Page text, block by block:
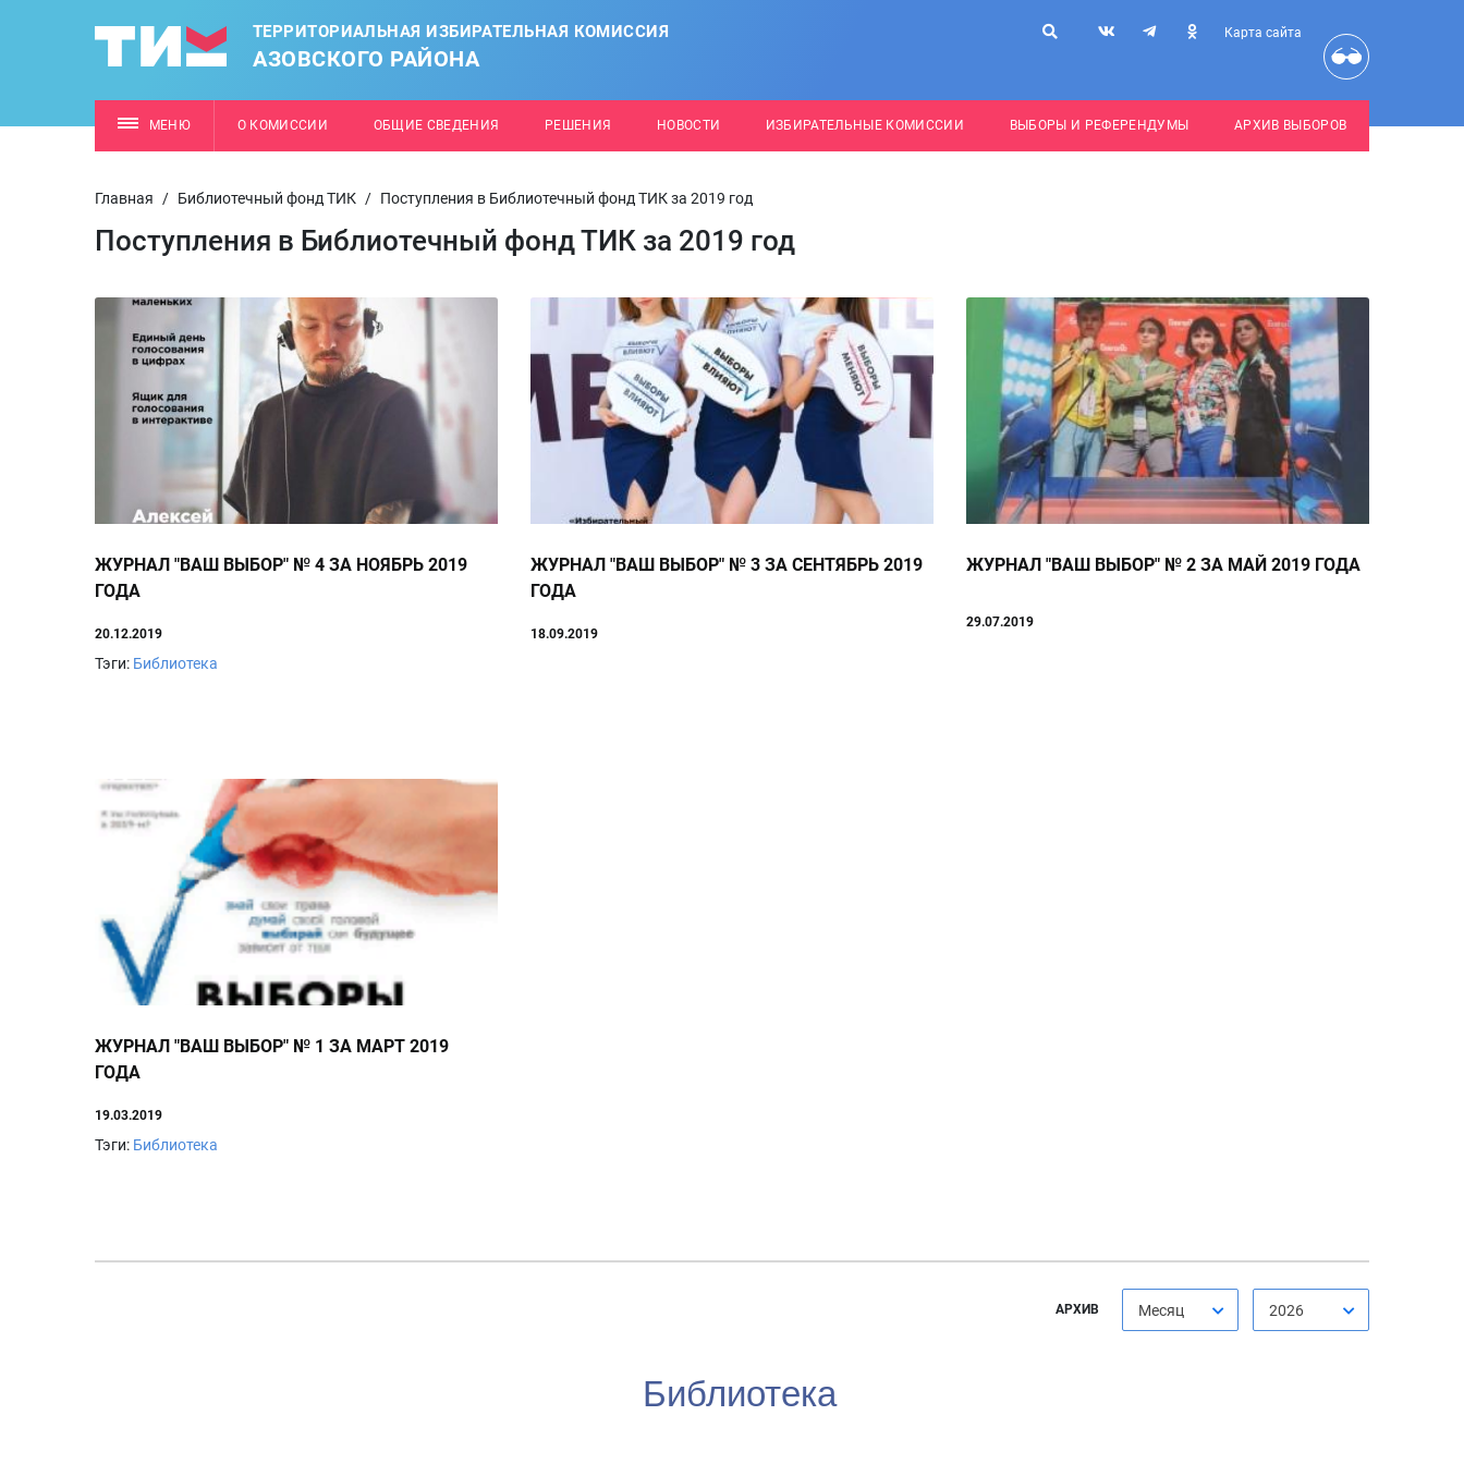
ТЕРРИТОРИАЛЬНАЯ ИЗБИРАТЕЛЬНАЯ КОМИССИЯ
АЗОВСКОГО РАЙОНА
Карта сайта
МЕНЮ О КОМИССИИ ОБЩИЕ СВЕДЕНИЯ РЕШЕНИЯ НОВОСТИ ИЗБИРАТЕЛЬНЫЕ КОМИССИИ ВЫБОРЫ И РЕФЕРЕНДУМЫ АРХИВ ВЫБОРОВ
Главная / Библиотечный фонд ТИК / Поступления в Библиотечный фонд ТИК за 2019 год
Поступления в Библиотечный фонд ТИК за 2019 год
ЖУРНАЛ "ВАШ ВЫБОР" № 4 ЗА НОЯБРЬ 2019
ГОДА
20.12.2019
Тэги: Библиотека
ЖУРНАЛ "ВАШ ВЫБОР" № 3 ЗА СЕНТЯБРЬ 2019
ГОДА
18.09.2019
ЖУРНАЛ "ВАШ ВЫБОР" № 2 ЗА МАЙ 2019 ГОДА
29.07.2019
ЖУРНАЛ "ВАШ ВЫБОР" № 1 ЗА МАРТ 2019
ГОДА
19.03.2019
Тэги: Библиотека
АРХИВ Месяц 2026
Библиотека